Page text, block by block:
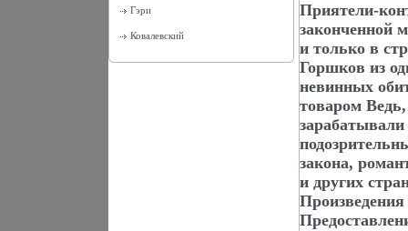
Гэри
Ковалевский
Приятели-
законченной
и только в
Горшков из
невинных
товаром
закона,
и других